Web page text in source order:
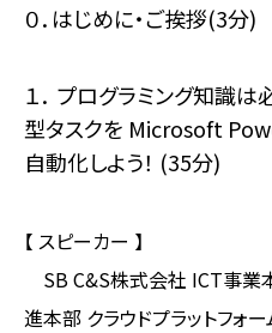
０．はじめに・ご挨拶(3分)
１． プログラミング知識
型タスクを Microsoft
自動化しよう！ (35分)
【 スピーカー 】
SB C&S株式会社 ICT事業本
進本部 クラウドプラットフォ